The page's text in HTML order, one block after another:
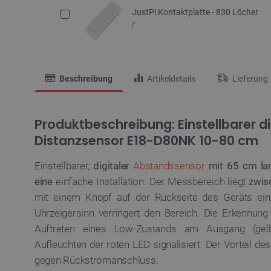
JustPi Kontaktplatte - 830 Löcher
Beschreibung Artikeldetails Lieferung
Produktbeschreibung: Einstellbarer
Distanzsensor E18-D80NK 10-80 cm
Einstellbarer, digitaler Abstandssensor mit 65 cm
eineeinfache Installation. Der Messbereich liegt
mit einem Knopf auf der Rückseite des Geräts
Uhrzeigersinn verringert den Bereich. Die
Auftreten eines Low-Zustands am Ausgang
Aufleuchten der roten LED signalisiert. Der Vorteil
gegen Rückstromanschluss.